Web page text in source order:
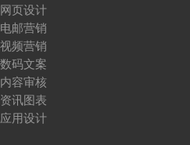
网页设计
电邮营销
视频营销
数码文案
内容审核
资讯图表
应用设计